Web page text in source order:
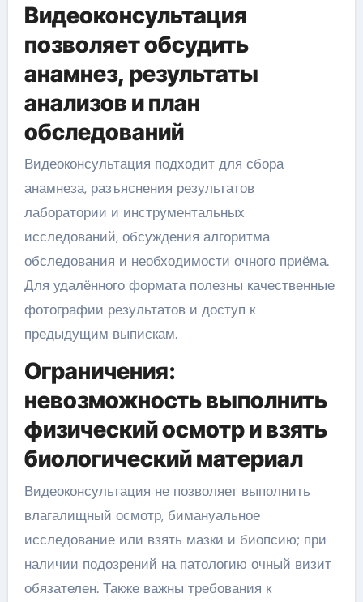
Видеоконсультация
позволяет обсудить
анамнез, результаты
анализов и план
обследований
Видеоконсультация подходит для сбора
анамнеза, разъяснения результатов
лаборатории и инструментальных
исследований, обсуждения алгоритма
обследования и необходимости очного приёма.
Для удалённого формата полезны качественные
фотографии результатов и доступ к
предыдущим выпискам.
Ограничения:
невозможность выполнить
физический осмотр и взять
биологический материал
Видеоконсультация не позволяет выполнить
влагалищный осмотр, бимануальное
исследование или взять мазки и биопсию; при
наличии подозрений на патологию очный визит
обязателен. Также важны требования к